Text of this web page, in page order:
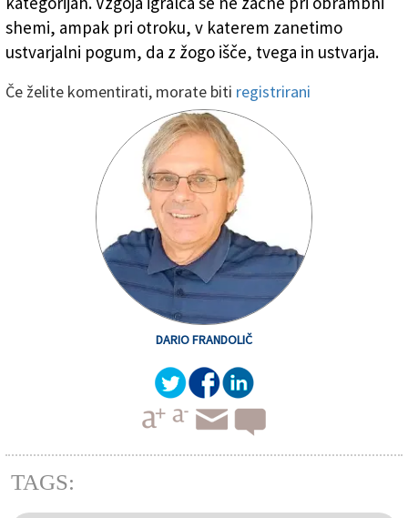
shemi, ampak pri otroku, v katerem zanetimo
ustvarjalni pogum, da z žogo išče, tvega in ustvarja.
Če želite komentirati, morate biti registrirani
DARIO FRANDOLIČ
TAGS: